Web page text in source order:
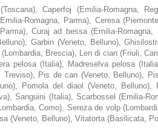
Caperfoj (Emilia-Romagna,
Romagna, Parma), Ceresa
Curaj ad bessa (Emilia-
Garbin (Veneto, Belluno),
Brescia), Len di cian (Friuli,
pelosa (Italia), Madreselva pelosa
Treviso), Pis de can (Veneto, Belluno),
Pomola del diaol (Veneto,
Sanguini (Italia), Scarbossel (Emilia-
Como), Sereza de volp
(Veneto, Belluno), Vitatorta (Basilicata,